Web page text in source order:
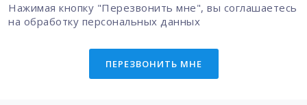
Нажимая кнопку "Перезвонить мне", вы соглашаетесь
на обработку персональных данных
ПЕРЕЗВОНИТЬ МНЕ